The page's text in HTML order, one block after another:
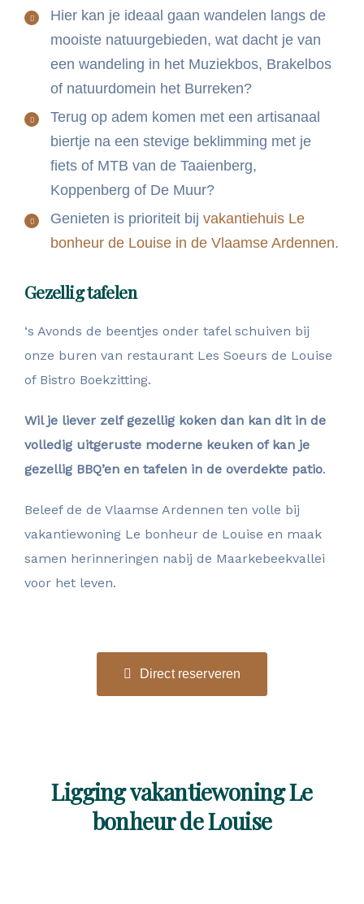
Hier kan je ideaal gaan wandelen langs de
mooiste natuurgebieden, wat dacht je van
een wandeling in het Muziekbos, Brakelbos
of natuurdomein het Burreken?
Terug op adem komen met een artisanaal
biertje na een stevige beklimming met je
fiets of MTB van de Taaienberg,
Koppenberg of De Muur?
Genieten is prioriteit bij vakantiehuis Le
bonheur de Louise in de Vlaamse Ardennen.
Gezellig tafelen
‘s Avonds de beentjes onder tafel schuiven bij
onze buren van restaurant Les Soeurs de Louise
of Bistro Boekzitting.
Wil je liever zelf gezellig koken dan kan dit in de
volledig uitgeruste moderne keuken of kan je
gezellig BBQ’en en tafelen in de overdekte patio.
Beleef de de Vlaamse Ardennen ten volle bij
vakantiewoning Le bonheur de Louise en maak
samen herinneringen nabij de Maarkebeekvallei
voor het leven.
Direct reserveren
Ligging vakantiewoning Le
bonheur de Louise